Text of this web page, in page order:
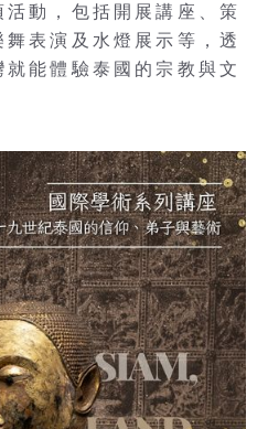
動，包括開展講座、策
表演及水燈展示等，透
能體驗泰國的宗教與文